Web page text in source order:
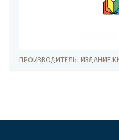
ПРОИЗВОДИТЕЛЬ, ИЗДАНИЕ